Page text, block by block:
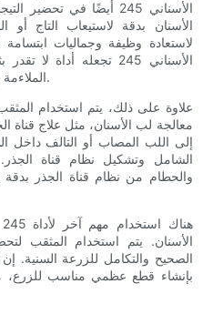
الأسناني 245 أيضًا في
الأسنان بدقة لاستيعاب التاج
لاستعادة وظيفة وجماليات
الأسناني 245 تجعله
الملاءمة والوظيفة المناسبة للترميم النهائي.
معالجة لب الأسنان، مثل علاج قناة
إلى اللب المصاب أو التالف داخل
الشامل وتشكيل نظام قناة
والحطام من نظام قناة الجذر
الأسنان. يتم استخدام المثقب
الصحيح والتكامل للزرعة السنية.
بإنشاء قطع عظمي مناسب للزرع،